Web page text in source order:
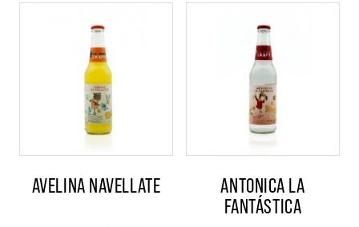
AVELINA NAVELLATE
ANTONICA LA
FANTÁSTICA